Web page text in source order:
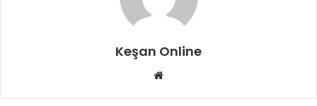
Keşan Online
Web